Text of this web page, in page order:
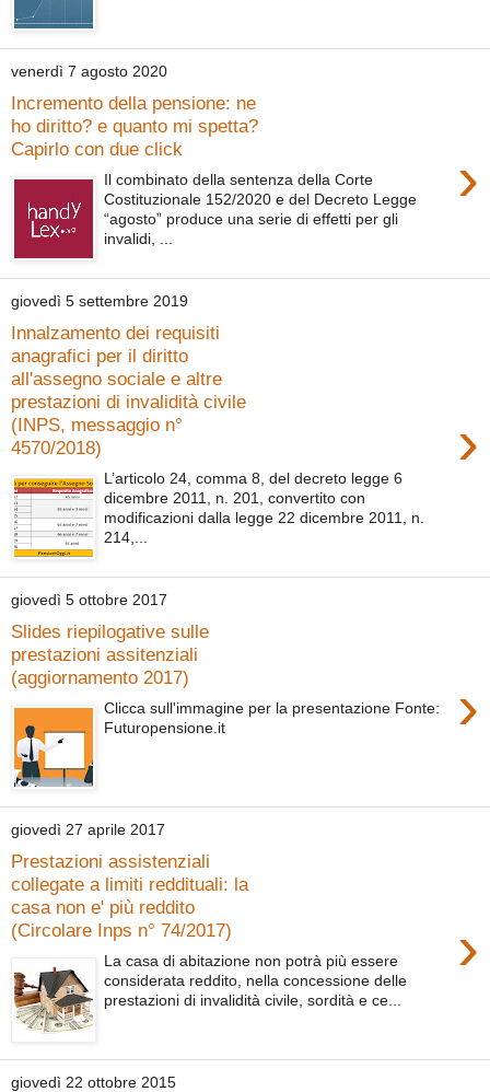
venerdì 7 agosto 2020
Incremento della pensione: ne
ho diritto? e quanto mi spetta?
Capirlo con due click
›
Il combinato della sentenza della Corte
Costituzionale 152/2020 e del Decreto Legge
“agosto” produce una serie di effetti per gli
invalidi, ...
giovedì 5 settembre 2019
Innalzamento dei requisiti
anagrafici per il diritto
all'assegno sociale e altre
prestazioni di invalidità civile
(INPS, messaggio n°
4570/2018)
›
L’articolo 24, comma 8, del decreto legge 6
dicembre 2011, n. 201, convertito con
modificazioni dalla legge 22 dicembre 2011, n.
214,...
giovedì 5 ottobre 2017
Slides riepilogative sulle
prestazioni assitenziali
(aggiornamento 2017)
›
Clicca sull'immagine per la presentazione Fonte:
Futuropensione.it
giovedì 27 aprile 2017
Prestazioni assistenziali
collegate a limiti reddituali: la
casa non e' più reddito
(Circolare Inps n° 74/2017)
›
La casa di abitazione non potrà più essere
considerata reddito, nella concessione delle
prestazioni di invalidità civile, sordità e ce...
giovedì 22 ottobre 2015